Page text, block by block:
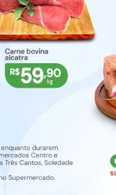
aulas virtuais
de sustentação e
e novas
tais
tempo de
com as
que é de